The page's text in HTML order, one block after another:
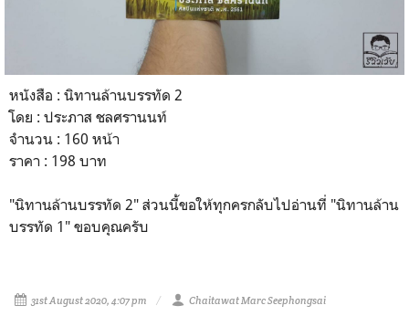
หนังสือ : นิทานล้านบรรทัด 2
โดย : ประภาส ชลศรานนท์
จำนวน : 160 หน้า
ราคา : 198 บาท
"นิทานล้านบรรทัด 2" ส่วนนี้ขอให้ทุกครกลับไปอ่านที่ "นิทานล้าน
บรรทัด 1" ขอบคุณครับ
31st August 2020, 4:07 pm Chaitawat Marc Seephongsai